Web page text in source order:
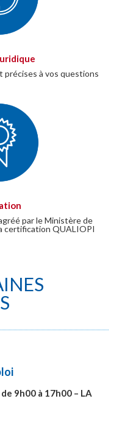
à vos questions
par le Ministère de
certification QUALIOPI
9h00 à 17h00 – LA